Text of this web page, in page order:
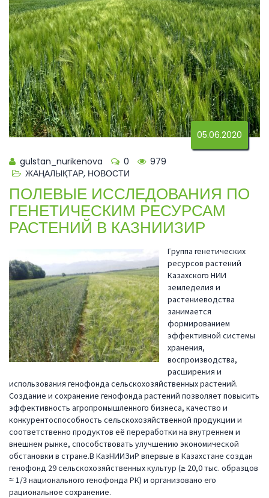
05.06.2020
gulstan_nurikenova 0
979
ЖАҢАЛЫҚТАР, НОВОСТИ
ПОЛЕВЫЕ ИССЛЕДОВАНИЯ ПО
ГЕНЕТИЧЕСКИМ РЕСУРСАМ
РАСТЕНИЙ В КАЗНИИЗИР
Группа генетических
ресурсов растений
Казахского НИИ
земледелия и
растениеводства
занимается
формированием
эффективной системы
хранения,
воспроизводства,
расширения и
использования генофонда сельскохозяйственных растений.
Создание и сохранение генофонда растений позволяет повысить
эффективность агропромышленного бизнеса, качество и
конкурентоспособность сельскохозяйственной продукции и
соответственно продуктов её переработки на внутреннем и
внешнем рынке, способствовать улучшению экономической
обстановки в стране.В КазНИИЗиР впервые в Казахстане создан
генофонд 29 сельскохозяйственных культур (≥ 20,0 тыс. образцов
≈ 1/3 национального генофонда РК) и организовано его
рациональное сохранение.